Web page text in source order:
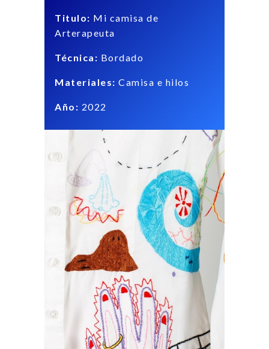
Titulo: Mi camisa de
Arterapeuta
Técnica: Bordado
Materiales: Camisa e hilos
Año: 2022